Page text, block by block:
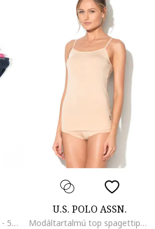
Modáltartalmú bugyi szett - 5 db, Többszínű
U.S. POLO ASSN.
Modáltartalmú top spagettipántokkal, Bézs